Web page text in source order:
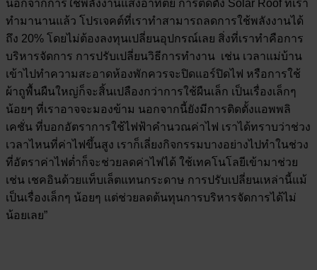
นอกจากการใช้พลังงานแสงอาทิตย์ การติดตั้ง Solar Roof ที่เรา
ทำมานานแล้ว โปรเจคต์ที่เราทำสามารถลดการใช้พลังงานได้
ถึง 20% โดยไม่ต้องลงทุนเปลี่ยนอุปกรณ์เลย สิ่งที่เราทำคือการ
บริหารจัดการ การปรับเปลี่ยนวิธีการทำงาน เช่น เวลาแม่บ้าน
เข้าไปทำความสะอาดห้องพักควรจะปิดแอร์ปิดไฟ หรือการใช้
ผ้าถูพื้นผืนใหญ่ก็จะสิ้นเปลืองกว่าการใช้ผืนเล็ก เป็นเรื่องเล็กๆ
น้อยๆ ที่เราอาจจะมองข้าม นอกจากนี้ยังมีการติดตั้งแอพพลิ
เคชั่น ที่บอกอัตราการใช้ไฟฟ้าคำนวณค่าไฟ เราได้ทราบว่าช่วง
เวลาไหนที่ค่าไฟขึ้นสูง เราก็เลี่ยงกิจกรรมบางอย่างไปทำในช่วง
ที่อัตราค่าไฟต่ำก็จะช่วยลดค่าไฟได้ ใช้เทคโนโลยีเข้ามาช่วย
เช่น เชคอินด้วยแท็บเล็ตแทนกระดาษ การปรับเปลี่ยนเหล่านี้แม้
เป็นเรื่องเล็กๆ น้อยๆ แต่ช่วยลดต้นทุนการบริหารจัดการได้ไม่
น้อยเลย”